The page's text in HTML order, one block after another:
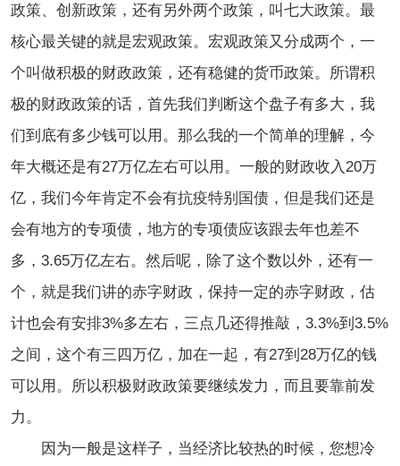
政策、创新政策，还有另外两个政策，叫七大政策。最
核心最关键的就是宏观政策。宏观政策又分成两个，一
个叫做积极的财政政策，还有稳健的货币政策。所谓积
极的财政政策的话，首先我们判断这个盘子有多大，我
们到底有多少钱可以用。那么我的一个简单的理解，今
年大概还是有27万亿左右可以用。一般的财政收入20万
亿，我们今年肯定不会有抗疫特别国债，但是我们还是
会有地方的专项债，地方的专项债应该跟去年也差不
多，3.65万亿左右。然后呢，除了这个数以外，还有一
个，就是我们讲的赤字财政，保持一定的赤字财政，估
计也会有安排3%多左右，三点几还得推敲，3.3%到3.5%
之间，这个有三四万亿，加在一起，有27到28万亿的钱
可以用。所以积极财政政策要继续发力，而且要靠前发
力。
因为一般是这样子，当经济比较热的时候，您想冷